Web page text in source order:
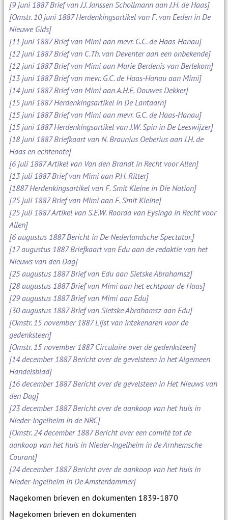
[9 juni 1887 Brief van J.J. Janssen Schollmann aan J.H. de Haas]
[Omstr. 10 juni 1887 Herdenkingsartikel van F. van Eeden in De
Nieuwe Gids]
[11 juni 1887 Brief van Mimi aan mevr. G.C. de Haas-Hanau]
[12 juni 1887 Brief van C.Th. van Deventer aan een onbekende]
[12 juni 1887 Brief van Mimi aan Marie Berdenis van Berlekom]
[13 juni 1887 Brief van mevr. G.C. de Haas-Hanau aan Mimi]
[14 juni 1887 Brief van Mimi aan A.H.E. Douwes Dekker]
[15 juni 1887 Herdenkingsartikel in De Lantaarn]
[15 juni 1887 Brief van Mimi aan mevr. G.C. de Haas-Hanau]
[15 juni 1887 Herdenkingsartikel van J.W. Spin in De Leeswijzer]
[18 juni 1887 Briefkaart van N. Braunius Oeberius aan J.H. de
Haas en echtenote]
[6 juli 1887 Artikel van Van den Brandt in Recht voor Allen]
[13 juli 1887 Brief van Mimi aan P.H. Ritter]
[1887 Herdenkingsartikel van F. Smit Kleine in Die Nation]
[25 juli 1887 Brief van Mimi aan F. Smit Kleine]
[25 juli 1887 Artikel van S.E.W. Roorda van Eysinga in Recht voor
Allen]
[6 augustus 1887 Bericht in De Nederlandsche Spectator.]
[17 augustus 1887 Briefkaart van Edu aan de redaktie van het
Nieuws van den Dag]
[25 augustus 1887 Brief van Edu aan Sietske Abrahamsz]
[28 augustus 1887 Brief van Mimi aan het echtpaar de Haas]
[29 augustus 1887 Brief van Mimi aan Edu]
[30 augustus 1887 Brief van Sietske Abrahamsz aan Edu]
[Omstr. 15 november 1887 Lijst van intekenaren voor de
gedenksteen]
[Omstr. 15 november 1887 Circulaire over de gedenksteen]
[14 december 1887 Bericht over de gevelsteen in het Algemeen
Handelsblad]
[16 december 1887 Bericht over de gevelsteen in Het Nieuws van
den Dag]
[23 december 1887 Bericht over de aankoop van het huis in
Nieder-Ingelheim in de NRC]
[Omstr. 24 december 1887 Bericht over een comité tot de
aankoop van het huis in Nieder-Ingelheim in de Arnhemsche
Courant]
[24 december 1887 Bericht over de aankoop van het huis in
Nieder-Ingelheim in De Amsterdammer]
Nagekomen brieven en dokumenten 1839-1870
Nagekomen brieven en dokumenten